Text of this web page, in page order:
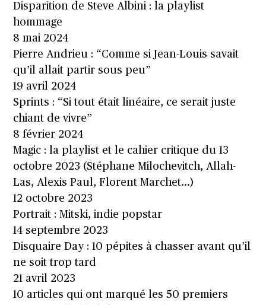
Disparition de Steve Albini : la playlist
hommage
8 mai 2024
Pierre Andrieu : “Comme si Jean-Louis savait
qu’il allait partir sous peu”
19 avril 2024
Sprints : “Si tout était linéaire, ce serait juste
chiant de vivre”
8 février 2024
Magic : la playlist et le cahier critique du 13
octobre 2023 (Stéphane Milochevitch, Allah-
Las, Alexis Paul, Florent Marchet…)
12 octobre 2023
Portrait : Mitski, indie popstar
14 septembre 2023
Disquaire Day : 10 pépites à chasser avant qu’il
ne soit trop tard
21 avril 2023
10 articles qui ont marqué les 50 premiers